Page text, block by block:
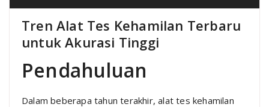
Tren Alat Tes Kehamilan Terbaru
untuk Akurasi Tinggi
Pendahuluan
Dalam beberapa tahun terakhir, alat tes kehamilan